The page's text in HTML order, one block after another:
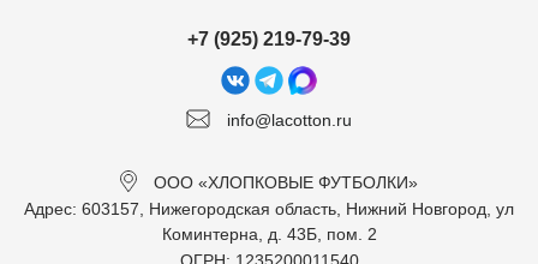
info@lacotton.ru
+7 (925) 219-79-39
ООО «ХЛОПКОВЫЕ ФУТБОЛКИ»
Адрес: 603157, Нижегородская область, Нижний Новгород, ул
Коминтерна, д. 43Б, пом. 2